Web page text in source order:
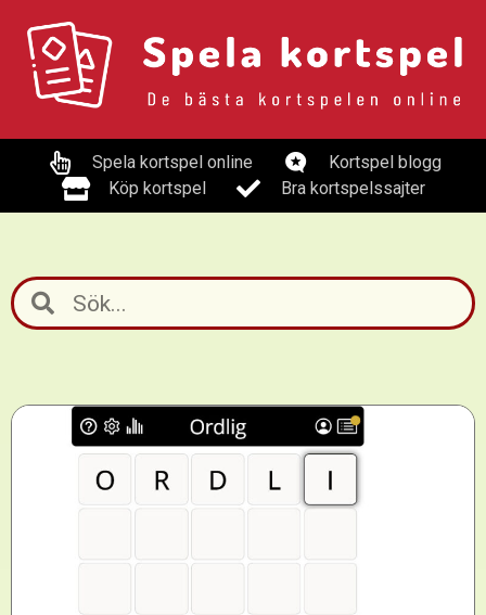
Spela kortspel online
Kortspel blogg
Köp kortspel
Bra kortspelssajter